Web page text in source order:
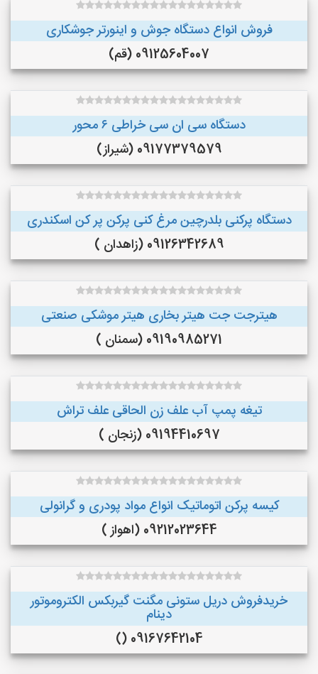
فروش انواع دستگاه جوش و اینورتر جوشکاری
09125604007 (قم)
دستگاه سی ان سی خراطی ۶ محور
09177379579 (شیراز)
دستگاه پرکنی بلدرچین مرغ کنی پرکن پر کن اسکندری
09126342689 (زاهدان )
هیترجت جت هیتر بخاری هیتر موشکی صنعتی
09190985271 (سمنان )
تیغه پمپ آب علف زن الحاقی علف تراش
09194410697 (زنجان )
کیسه پرکن اتوماتیک انواع مواد پودری و گرانولی
09212023644 (اهواز )
خریدفروش دریل ستونی مگنت گیربکس الکتروموتور
دینام
09167642104 ()